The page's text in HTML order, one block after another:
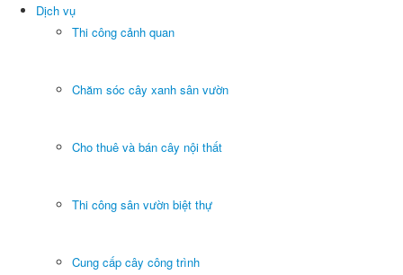
Dịch vụ
Thi công cảnh quan
Chăm sóc cây xanh sân vườn
Cho thuê và bán cây nội thất
Thi công sân vườn biệt thự
Cung cấp cây công trình